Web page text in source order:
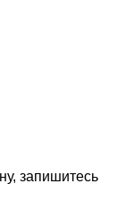
запишитесь